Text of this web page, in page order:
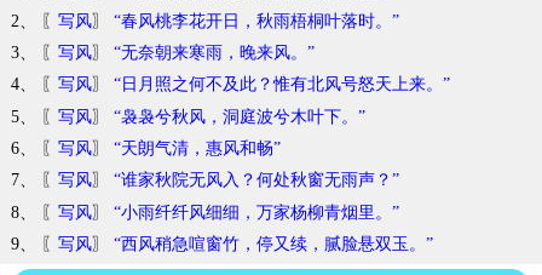
2、 〖 写风〗 “春风桃李花开日，秋雨梧桐叶落时。”
3、 〖 写风〗 “无奈朝来寒雨，晚来风。”
4、 〖 写风〗 “日月照之何不及此？惟有北风号怒天上来。”
5、 〖 写风〗 “袅袅兮秋风，洞庭波兮木叶下。”
6、 〖 写风〗 “天朗气清，惠风和畅”
7、 〖 写风〗 “谁家秋院无风入？何处秋窗无雨声？”
8、 〖 写风〗 “小雨纤纤风细细，万家杨柳青烟里。”
9、 〖 写风〗 “西风稍急喧窗竹，停又续，腻脸悬双玉。”